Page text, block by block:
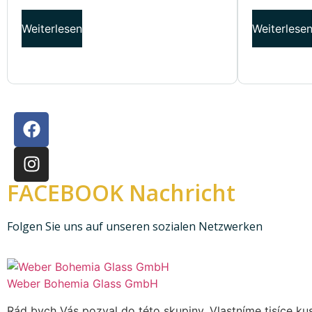
Weiterlesen Weiterlesen
FACEBOOK Nachricht
Folgen Sie uns auf unseren sozialen Netzwerken
Weber Bohemia Glass GmbH